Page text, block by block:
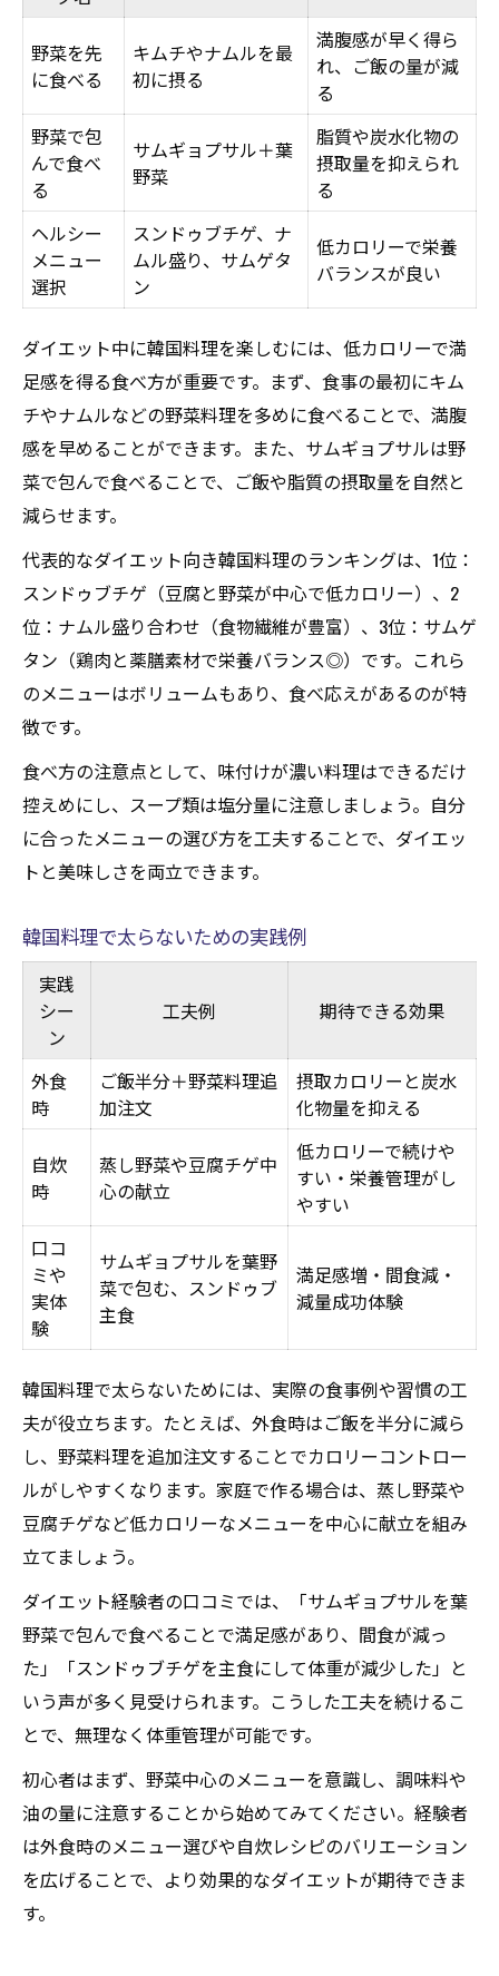
野菜を先
に食べる
キムチやナムルを最
初に摂る
満腹感が早く得ら
れ、ご飯の量が減
る
野菜で包
んで食べ
る
サムギョプサル＋葉
野菜
脂質や炭水化物の
摂取量を抑えられ
る
ヘルシー
メニュー
選択
スンドゥブチゲ、ナ
ムル盛り、サムゲタ
ン
低カロリーで栄養
バランスが良い
ダイエット中に韓国料理を楽しむには、低カロリーで満
足感を得る食べ方が重要です。まず、食事の最初にキム
チやナムルなどの野菜料理を多めに食べることで、満腹
感を早めることができます。また、サムギョプサルは野
菜で包んで食べることで、ご飯や脂質の摂取量を自然と
減らせます。
代表的なダイエット向き韓国料理のランキングは、1位：
スンドゥブチゲ（豆腐と野菜が中心で低カロリー）、2
位：ナムル盛り合わせ（食物繊維が豊富）、3位：サムゲ
タン（鶏肉と薬膳素材で栄養バランス◎）です。これら
のメニューはボリュームもあり、食べ応えがあるのが特
徴です。
食べ方の注意点として、味付けが濃い料理はできるだけ
控えめにし、スープ類は塩分量に注意しましょう。自分
に合ったメニューの選び方を工夫することで、ダイエッ
トと美味しさを両立できます。
韓国料理で太らないための実践例
実践
シー
ン
工夫例 期待できる効果
外食
時
ご飯半分＋野菜料理追
加注文
摂取カロリーと炭水
化物量を抑える
自炊
時
蒸し野菜や豆腐チゲ中
心の献立
低カロリーで続けや
すい・栄養管理がし
やすい
口コ
ミや
実体
験
サムギョプサルを葉野
菜で包む、スンドゥブ
主食
満足感増・間食減・
減量成功体験
韓国料理で太らないためには、実際の食事例や習慣の工
夫が役立ちます。たとえば、外食時はご飯を半分に減ら
し、野菜料理を追加注文することでカロリーコントロー
ルがしやすくなります。家庭で作る場合は、蒸し野菜や
豆腐チゲなど低カロリーなメニューを中心に献立を組み
立てましょう。
ダイエット経験者の口コミでは、「サムギョプサルを葉
野菜で包んで食べることで満足感があり、間食が減っ
た」「スンドゥブチゲを主食にして体重が減少した」と
いう声が多く見受けられます。こうした工夫を続けるこ
とで、無理なく体重管理が可能です。
初心者はまず、野菜中心のメニューを意識し、調味料や
油の量に注意することから始めてみてください。経験者
は外食時のメニュー選びや自炊レシピのバリエーション
を広げることで、より効果的なダイエットが期待できま
す。